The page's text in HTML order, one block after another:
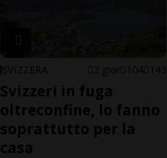
SVIZZERA 2 gior 104 143
Svizzeri in fuga
oltreconfine, lo fanno
soprattutto per la
casa